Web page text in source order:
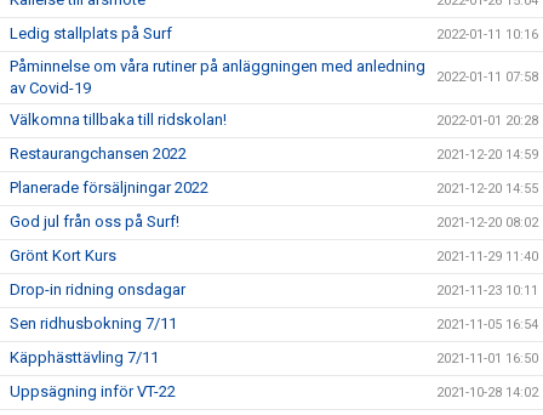
Ledig stallplats på Surf 2022-01-11 10:16
Påminnelse om våra rutiner på anläggningen med anledning
av Covid-19
2022-01-11 07:58
Välkomna tillbaka till ridskolan! 2022-01-01 20:28
Restaurangchansen 2022 2021-12-20 14:59
Planerade försäljningar 2022 2021-12-20 14:55
God jul från oss på Surf! 2021-12-20 08:02
Grönt Kort Kurs 2021-11-29 11:40
Drop-in ridning onsdagar 2021-11-23 10:11
Sen ridhusbokning 7/11 2021-11-05 16:54
Käpphästtävling 7/11 2021-11-01 16:50
Uppsägning inför VT-22 2021-10-28 14:02